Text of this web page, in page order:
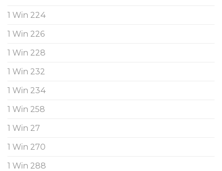
1 Win 224
1 Win 226
1 Win 228
1 Win 232
1 Win 234
1 Win 258
1 Win 27
1 Win 270
1 Win 288